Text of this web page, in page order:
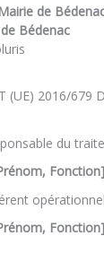
Mairie de
Bédenac
(UE) 2016/
du
Fonction]
Fonction]